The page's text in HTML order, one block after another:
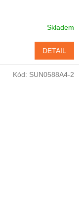
Skladem
DETAIL
Kód: SUN0588A4-2